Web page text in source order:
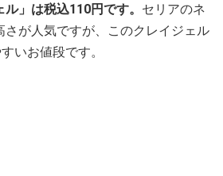
」は税込110円です。 セリアのネ
さが人気ですが、このクレイジェル
いお値段です。